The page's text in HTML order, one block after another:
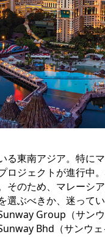
る東南アジア。特に
ロジェクトが進行中
そのため、マレーシ
選ぶべきか、迷って
Group（サン
Bhd（サンウェ